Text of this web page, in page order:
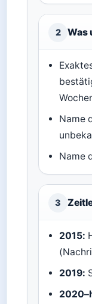
2 Was
Name
Name
3
2015:
2019: